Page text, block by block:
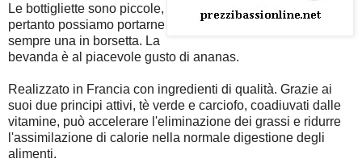
Le bottigliette sono piccole,
pertanto possiamo portarne
sempre una in borsetta. La
bevanda è al piacevole gusto di ananas.
Realizzato in Francia con ingredienti di qualità. Grazie ai
suoi due principi attivi, tè verde e carciofo, coadiuvati dalle
vitamine, può accelerare l'eliminazione dei grassi e ridurre
l'assimilazione di calorie nella normale digestione degli
alimenti.